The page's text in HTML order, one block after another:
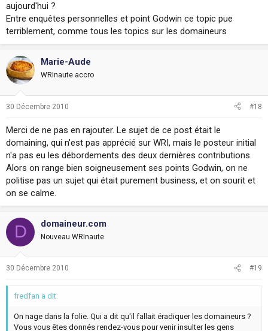
aujourd'hui ?
Entre enquêtes personnelles et point Godwin ce topic pue
terriblement, comme tous les topics sur les domaineurs
Marie-Aude
WRInaute accro
30 Décembre 2010 #18
Merci de ne pas en rajouter. Le sujet de ce post était le
domaining, qui n'est pas apprécié sur WRI, mais le posteur initial
n'a pas eu les débordements des deux dernières contributions.
Alors on range bien soigneusement ses points Godwin, on ne
politise pas un sujet qui était purement business, et on sourit et
on se calme.
D domaineur.com
Nouveau WRInaute
30 Décembre 2010 #19
fredfan a dit:
On nage dans la folie. Qui a dit qu'il fallait éradiquer les domaineurs ?
Vous vous êtes donnés rendez-vous pour venir insulter les gens